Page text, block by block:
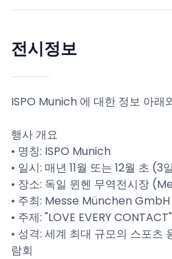
전시정보
ISPO Munich 에 대한 정보 아래
행사 개요
• 명칭: ISPO Munich
• 일시: 매년 11월 또는 12월 초 (3
• 장소: 독일 뮌헨 무역전시장
• 주최: Messe München GmbH
• 주제: "LOVE EVERY CONTACT"
• 성격: 세계 최대 규모의 스포츠
람회